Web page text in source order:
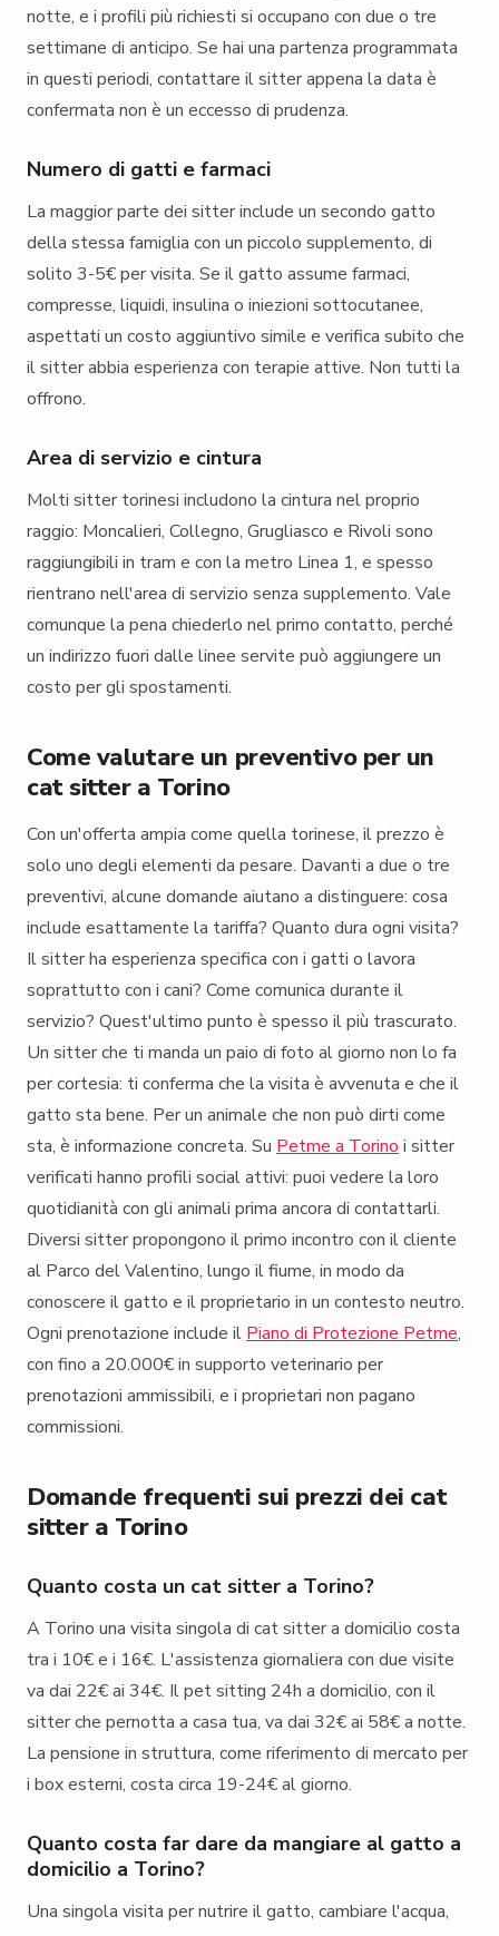
notte, e i profili più richiesti si occupano con due o tre
settimane di anticipo. Se hai una partenza programmata
in questi periodi, contattare il sitter appena la data è
confermata non è un eccesso di prudenza.
Numero di gatti e farmaci
La maggior parte dei sitter include un secondo gatto
della stessa famiglia con un piccolo supplemento, di
solito 3-5€ per visita. Se il gatto assume farmaci,
compresse, liquidi, insulina o iniezioni sottocutanee,
aspettati un costo aggiuntivo simile e verifica subito che
il sitter abbia esperienza con terapie attive. Non tutti la
offrono.
Area di servizio e cintura
Molti sitter torinesi includono la cintura nel proprio
raggio: Moncalieri, Collegno, Grugliasco e Rivoli sono
raggiungibili in tram e con la metro Linea 1, e spesso
rientrano nell'area di servizio senza supplemento. Vale
comunque la pena chiederlo nel primo contatto, perché
un indirizzo fuori dalle linee servite può aggiungere un
costo per gli spostamenti.
Come valutare un preventivo per un
cat sitter a Torino
Con un'offerta ampia come quella torinese, il prezzo è
solo uno degli elementi da pesare. Davanti a due o tre
preventivi, alcune domande aiutano a distinguere: cosa
include esattamente la tariffa? Quanto dura ogni visita?
Il sitter ha esperienza specifica con i gatti o lavora
soprattutto con i cani? Come comunica durante il
servizio? Quest'ultimo punto è spesso il più trascurato.
Un sitter che ti manda un paio di foto al giorno non lo fa
per cortesia: ti conferma che la visita è avvenuta e che il
gatto sta bene. Per un animale che non può dirti come
sta, è informazione concreta. Su Petme a Torino i sitter
verificati hanno profili social attivi: puoi vedere la loro
quotidianità con gli animali prima ancora di contattarli.
Diversi sitter propongono il primo incontro con il cliente
al Parco del Valentino, lungo il fiume, in modo da
conoscere il gatto e il proprietario in un contesto neutro.
Ogni prenotazione include il Piano di Protezione Petme,
con fino a 20.000€ in supporto veterinario per
prenotazioni ammissibili, e i proprietari non pagano
commissioni.
Domande frequenti sui prezzi dei cat
sitter a Torino
Quanto costa un cat sitter a Torino?
A Torino una visita singola di cat sitter a domicilio costa
tra i 10€ e i 16€. L'assistenza giornaliera con due visite
va dai 22€ ai 34€. Il pet sitting 24h a domicilio, con il
sitter che pernotta a casa tua, va dai 32€ ai 58€ a notte.
La pensione in struttura, come riferimento di mercato per
i box esterni, costa circa 19-24€ al giorno.
Quanto costa far dare da mangiare al gatto a
domicilio a Torino?
Una singola visita per nutrire il gatto, cambiare l'acqua,